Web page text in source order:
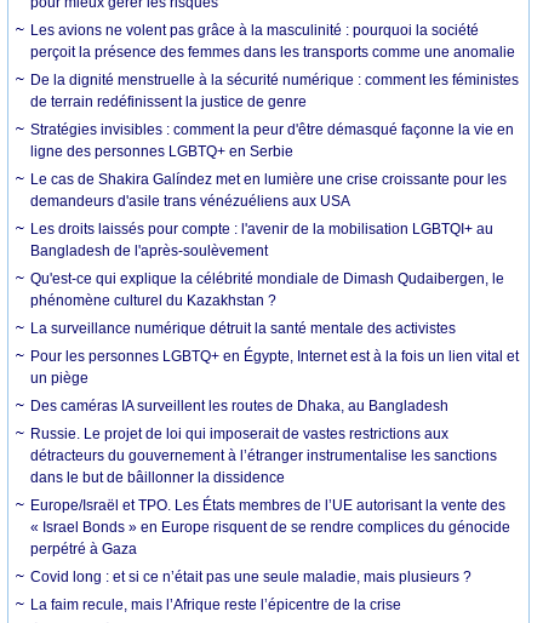
Les avions ne volent pas grâce à la masculinité : pourquoi la société
perçoit la présence des femmes dans les transports comme une anomalie
De la dignité menstruelle à la sécurité numérique : comment les féministes
de terrain redéfinissent la justice de genre
Stratégies invisibles : comment la peur d'être démasqué façonne la vie en
ligne des personnes LGBTQ+ en Serbie
Le cas de Shakira Galíndez met en lumière une crise croissante pour les
demandeurs d'asile trans vénézuéliens aux USA
Les droits laissés pour compte : l'avenir de la mobilisation LGBTQI+ au
Bangladesh de l'après-soulèvement
Qu'est-ce qui explique la célébrité mondiale de Dimash Qudaibergen, le
phénomène culturel du Kazakhstan ?
La surveillance numérique détruit la santé mentale des activistes
Pour les personnes LGBTQ+ en Égypte, Internet est à la fois un lien vital et
un piège
Des caméras IA surveillent les routes de Dhaka, au Bangladesh
Russie. Le projet de loi qui imposerait de vastes restrictions aux
détracteurs du gouvernement à l’étranger instrumentalise les sanctions
dans le but de bâillonner la dissidence
Europe/Israël et TPO. Les États membres de l’UE autorisant la vente des
« Israel Bonds » en Europe risquent de se rendre complices du génocide
perpétré à Gaza
Covid long : et si ce n’était pas une seule maladie, mais plusieurs ?
La faim recule, mais l’Afrique reste l’épicentre de la crise